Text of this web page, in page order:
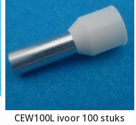
CEW100L ivoor 100 stuks